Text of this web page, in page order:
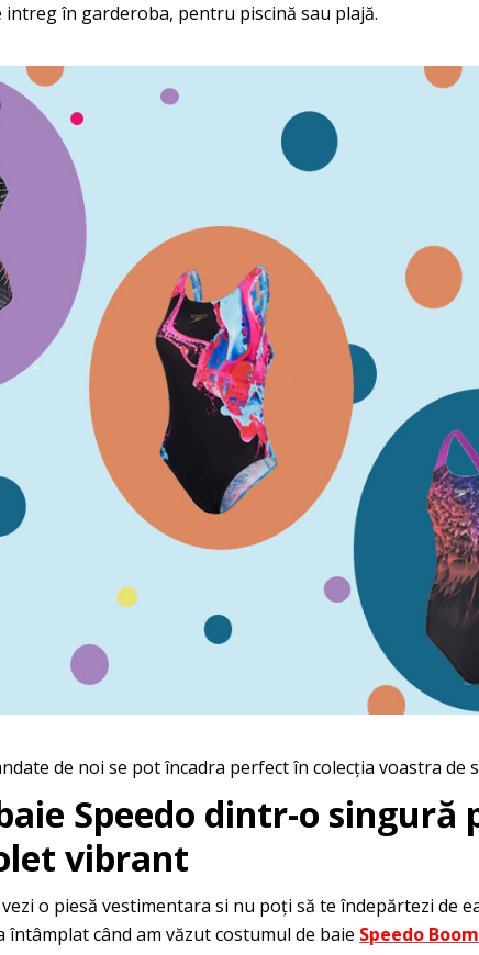
în garderoba, pentru piscină sau plajă.
de noi se pot încadra perfect în colecția voastra de
Speedo dintr-o singură
vibrant
o piesă vestimentara si nu poți să te îndepărtezi de
întâmplat când am văzut costumul de baie Speedo